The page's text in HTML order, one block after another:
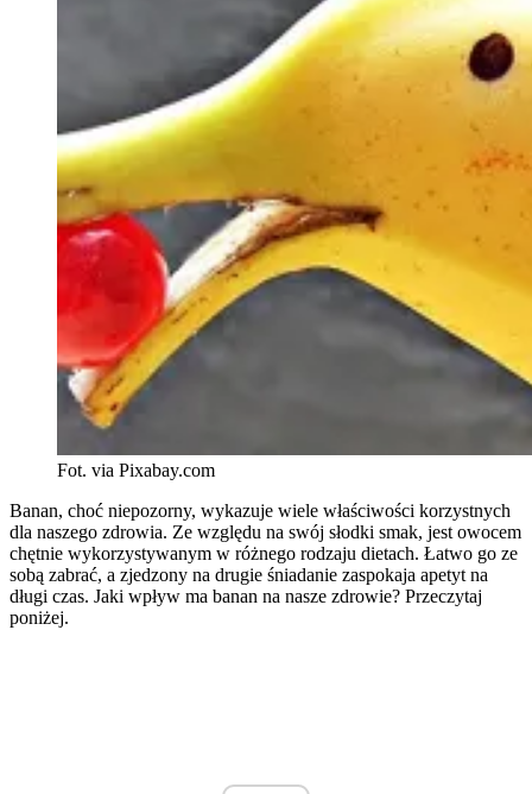
Fot. via Pixabay.com
Banan, choć niepozorny, wykazuje wiele właściwości korzystnych
dla naszego zdrowia. Ze względu na swój słodki smak, jest owocem
chętnie wykorzystywanym w różnego rodzaju dietach. Łatwo go ze
sobą zabrać, a zjedzony na drugie śniadanie zaspokaja apetyt na
długi czas. Jaki wpływ ma banan na nasze zdrowie? Przeczytaj
poniżej.